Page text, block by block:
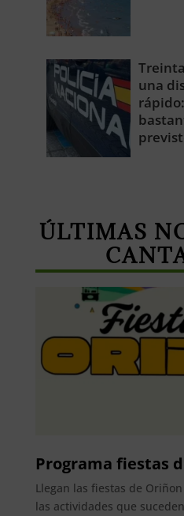
una
ÚLTIMAS
Programa fiestas
Llegan las fiestas de
las actividades que